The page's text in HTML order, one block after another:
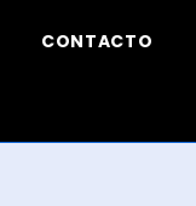
CONTACTO